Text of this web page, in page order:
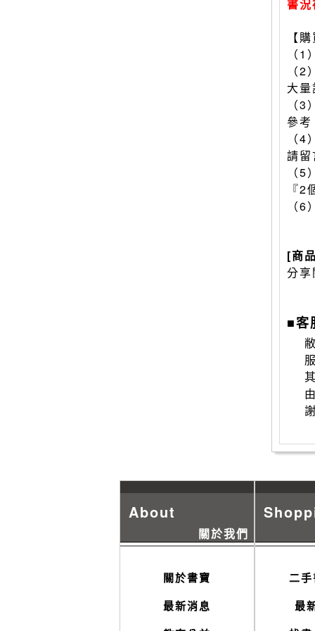
書
【
（
（
大
（
參
（
請
（
『
（
[商
分
■客
About
關於我們
關於書寶
最新消息
二
最